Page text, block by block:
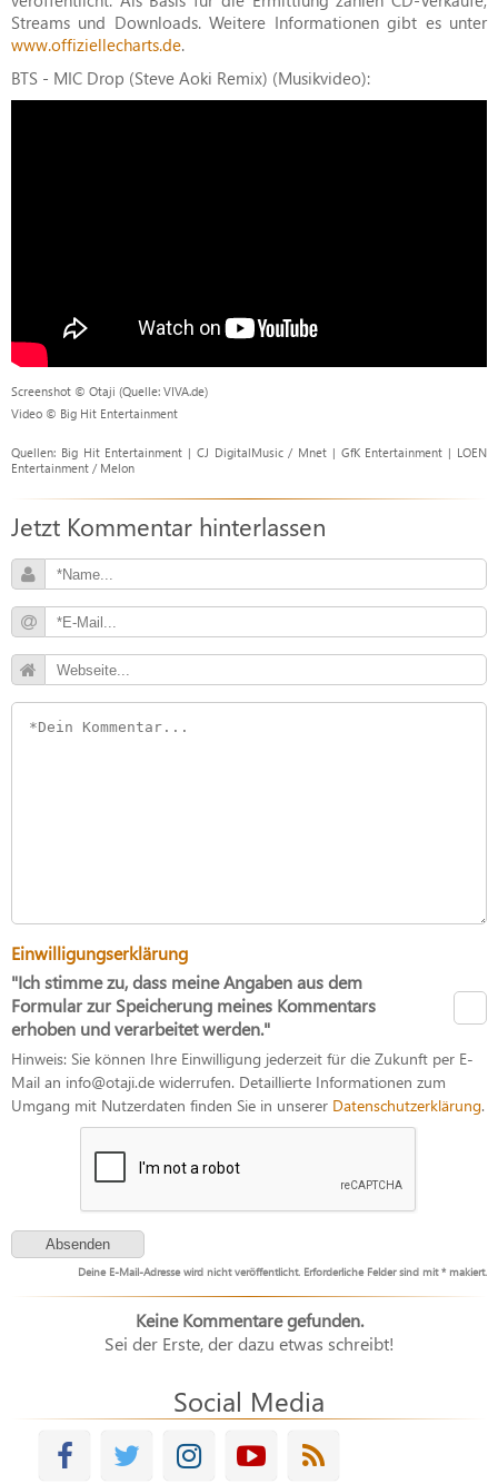
Streams und Downloads. Weitere Informationen gibt es unter
www.offiziellecharts.de.
BTS - MIC Drop (Steve Aoki Remix) (Musikvideo):
Screenshot © Otaji (Quelle: VIVA.de)
Video © Big Hit Entertainment
Quellen: Big Hit Entertainment | CJ DigitalMusic / Mnet | GfK Entertainment | LOEN
Entertainment / Melon
Jetzt Kommentar hinterlassen
Einwilligungserklärung
"Ich stimme zu, dass meine Angaben aus dem
Formular zur Speicherung meines Kommentars
erhoben und verarbeitet werden."
Hinweis: Sie können Ihre Einwilligung jederzeit für die Zukunft per E-
Mail an info@otaji.de widerrufen. Detaillierte Informationen zum
Umgang mit Nutzerdaten finden Sie in unserer Datenschutzerklärung.
Deine E-Mail-Adresse wird nicht veröffentlicht. Erforderliche Felder sind mit * makiert.
Keine Kommentare gefunden.
Sei der Erste, der dazu etwas schreibt!
Social Media